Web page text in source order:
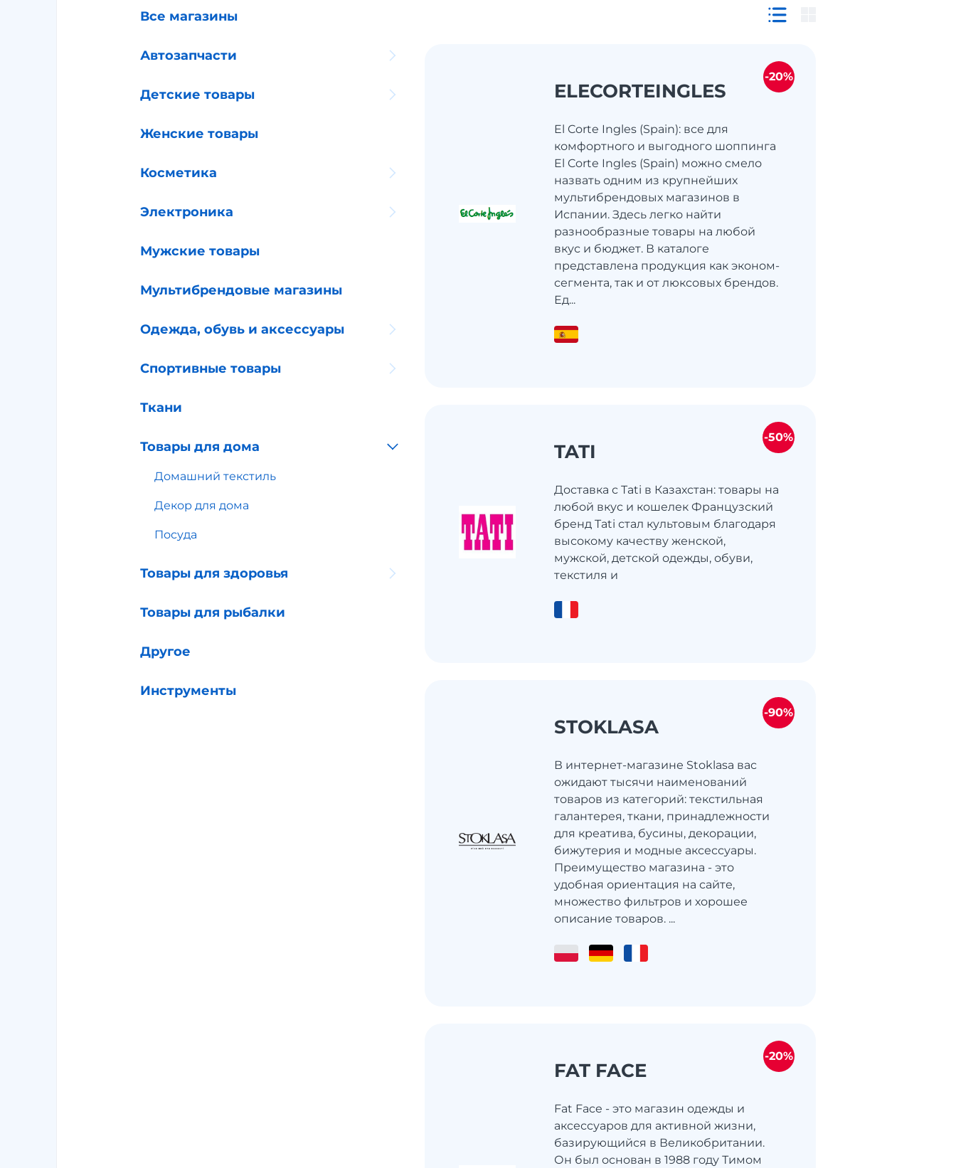
Все магазины
Автозапчасти
Детские товары
Женские товары
Косметика
Электроника
Мужские товары
Мультибрендовые магазины
Одежда, обувь и аксессуары
Спортивные товары
Ткани
Товары для дома
Домашний текстиль
Декор для дома
Посуда
Товары для здоровья
Товары для рыбалки
Другое
Инструменты
ELECORTEINGLES
El Corte Ingles (Spain): все для
комфортного и выгодного шоппинга
El Corte Ingles (Spain) можно смело
назвать одним из крупнейших
мультибрендовых магазинов в
Испании. Здесь легко найти
разнообразные товары на любой
вкус и бюджет. В каталоге
представлена продукция как эконом-
сегмента, так и от люксовых брендов.
Ед...
-20%
TATI
Доставка с Tati в Казахстан: товары на
любой вкус и кошелек Французский
бренд Tati стал культовым благодаря
высокому качеству женской,
мужской, детской одежды, обуви,
текстиля и
-50%
STOKLASA
В интернет-магазине Stoklasa вас
ожидают тысячи наименований
товаров из категорий: текстильная
галантерея, ткани, принадлежности
для креатива, бусины, декорации,
бижутерия и модные аксессуары.
Преимущество магазина - это
удобная ориентация на сайте,
множество фильтров и хорошее
описание товаров. ...
-90%
FAT FACE
Fat Face - это магазин одежды и
аксессуаров для активной жизни,
базирующийся в Великобритании.
Он был основан в 1988 году Тимом
-20%